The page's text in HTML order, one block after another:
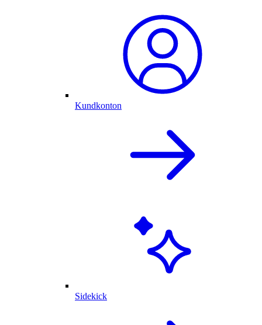
Kundkonton
Sidekick